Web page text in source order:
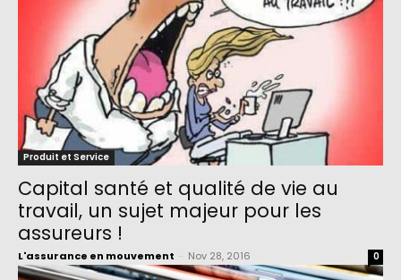
Produit et Service
Capital santé et qualité de vie au
travail, un sujet majeur pour les
assureurs !
L'assurance en mouvement Nov 28, 2016 0